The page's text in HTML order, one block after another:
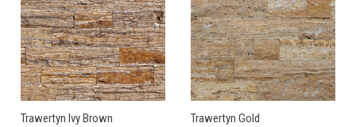
Trawertyn Ivy Brown Trawertyn Gold